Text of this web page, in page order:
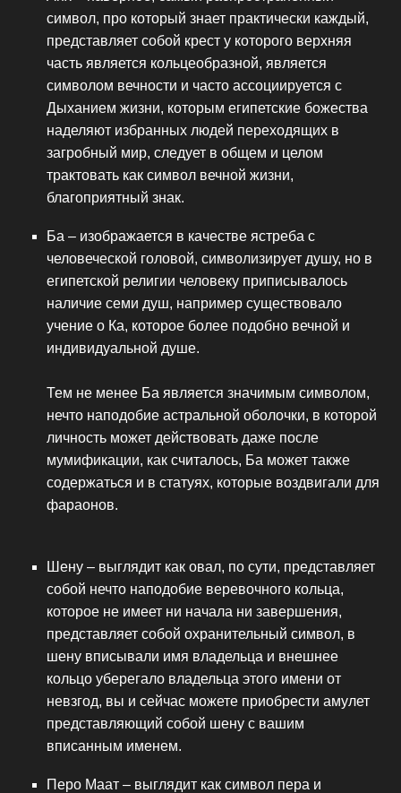
символ, про который знает практически каждый,
представляет собой крест у которого верхняя
часть является кольцеобразной, является
символом вечности и часто ассоциируется с
Дыханием жизни, которым египетские божества
наделяют избранных людей переходящих в
загробный мир, следует в общем и целом
трактовать как символ вечной жизни,
благоприятный знак.
Ба – изображается в качестве ястреба с
человеческой головой, символизирует душу, но в
египетской религии человеку приписывалось
наличие семи душ, например существовало
учение о Ка, которое более подобно вечной и
индивидуальной душе.
Тем не менее Ба является значимым символом,
нечто наподобие астральной оболочки, в которой
личность может действовать даже после
мумификации, как считалось, Ба может также
содержаться и в статуях, которые воздвигали для
фараонов.
Шену – выглядит как овал, по сути, представляет
собой нечто наподобие веревочного кольца,
которое не имеет ни начала ни завершения,
представляет собой охранительный символ, в
шену вписывали имя владельца и внешнее
кольцо уберегало владельца этого имени от
невзгод, вы и сейчас можете приобрести амулет
представляющий собой шену с вашим
вписанным именем.
Перо Маат – выглядит как символ пера и